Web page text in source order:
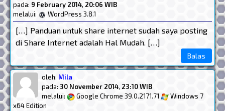
pada: 9 February 2014, 20:06 WIB
melalui:
WordPress 3.8.1
[…] Panduan untuk share internet sudah saya posting
di Share Internet adalah Hal Mudah. […]
Balas
oleh: Mila
pada: 30 November 2014, 23:10 WIB
melalui:
Google Chrome 39.0.2171.71
Windows 7
x64 Edition